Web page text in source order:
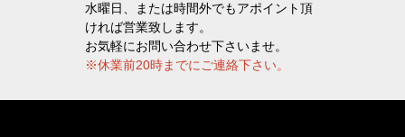
水曜日、または時間外でもアポイント頂
ければ営業致します。
お気軽にお問い合わせ下さいませ。
※休業前20時までにご連絡下さい。